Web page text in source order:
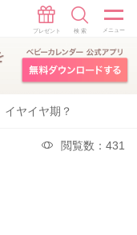
イヤイヤ期？
閲覧数：431